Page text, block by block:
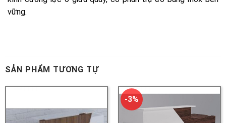
SẢN PHẨM TƯƠNG TỰ
-3%